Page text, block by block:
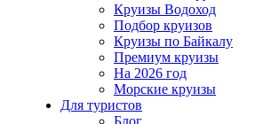
Круизы Водоход
Подбор круизов
Круизы по Байкалу
Премиум круизы
На 2026 год
Морские круизы
Для туристов
Блог